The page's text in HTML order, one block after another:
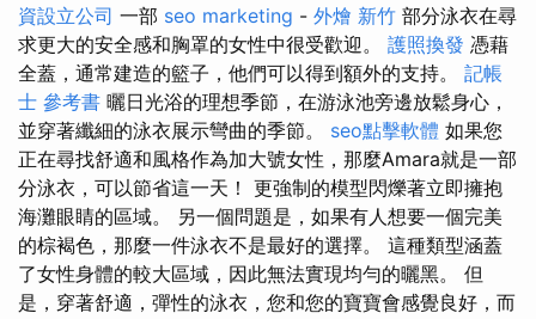
資設立公司 一部 seo marketing - 外燴 新竹 部分泳衣在尋
求更大的安全感和胸罩的女性中很受歡迎。 護照換發 憑藉
全蓋，通常建造的籃子，他們可以得到額外的支持。 記帳
士 參考書 曬日光浴的理想季節，在游泳池旁邊放鬆身心，
並穿著纖細的泳衣展示彎曲的季節。 seo點擊軟體 如果您
正在尋找舒適和風格作為加大號女性，那麼Amara就是一部
分泳衣，可以節省這一天！ 更強制的模型閃爍著立即擁抱
海灘眼睛的區域。 另一個問題是，如果有人想要一個完美
的棕褐色，那麼一件泳衣不是最好的選擇。 這種類型涵蓋
了女性身體的較大區域，因此無法實現均勻的曬黑。 但
是，穿著舒適，彈性的泳衣，您和您的寶寶會感覺良好，而